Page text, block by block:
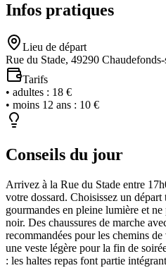
Infos pratiques
Lieu de départ
Rue du Stade, 49290
Tarifs
• adultes : 18 €
• moins 12 ans : 10 €
Conseils du jour
Arrivez à la Rue du Stade entre
votre dossard. Choisissez un
gourmandes en pleine lumière et
noir. Des chaussures de marche
recommandées pour les chemins
une veste légère pour la fin de
: les haltes repas font partie